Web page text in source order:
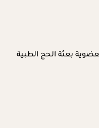
بعثة الحج الطبية